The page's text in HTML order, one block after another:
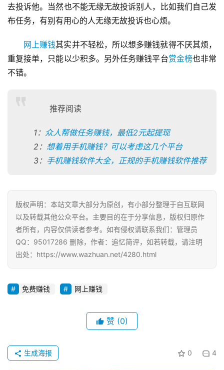
挖
赚
简
评
手
赚
去投诉他。当然也不能无缘无故投诉别人，比如我们自己发
布任务，有别有用心的人无缘无故投诉也心烦。
网上赚钱其实并不轻松，所以想多赚钱就得不厌其烦，
重复接单，只能以少积多。另外任务赚钱平台赏金榜也非常
不错。
推荐阅读
1： 众人帮做任务赚钱，最低2元起提现
2： 想着用手机赚钱？可以考虑这几个平台
3： 手机赚钱软件大全，正规的手机赚钱软件推荐
版权声明：本站文章大部分为原创，有小部分整理于自互联网
以及转载其他公众平台。主要目的在于分享信息，版权归原作
者所有，内容仅供读者参考。如有侵权请联系我们：管理员
QQ：95017286 删除，作者：追忆简评，如若转载，请注明
出处：https://www.wazhuan.net/4280.html
免费赚钱 网上赚钱
赞 (0)
0 4
生成海报